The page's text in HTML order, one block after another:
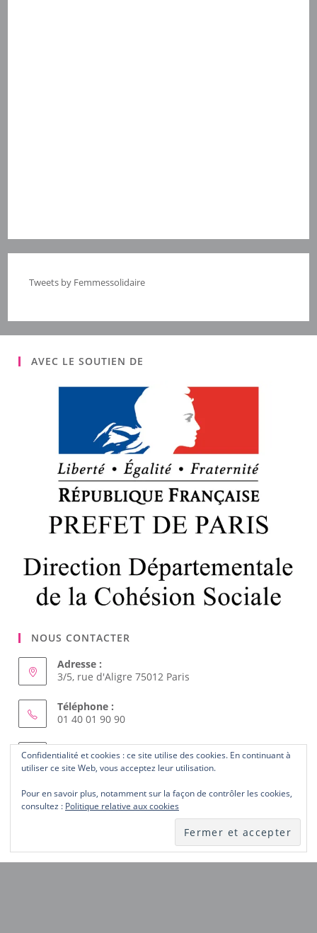
Tweets by Femmessolidaire
AVEC LE SOUTIEN DE
NOUS CONTACTER
Adresse :
3/5, rue d'Aligre 75012 Paris
Téléphone :
01 40 01 90 90
Courriel :
femmes.solidaires@wanadoo.frS’ouvre
dans
application
ABONNEZ-VOUS AU SITE
Confidentialité et cookies : ce site utilise des cookies. En continuant à
utiliser ce site Web, vous acceptez leur utilisation.
Pour en savoir plus, notamment sur la façon de contrôler les cookies,
consultez : Politique relative aux cookies